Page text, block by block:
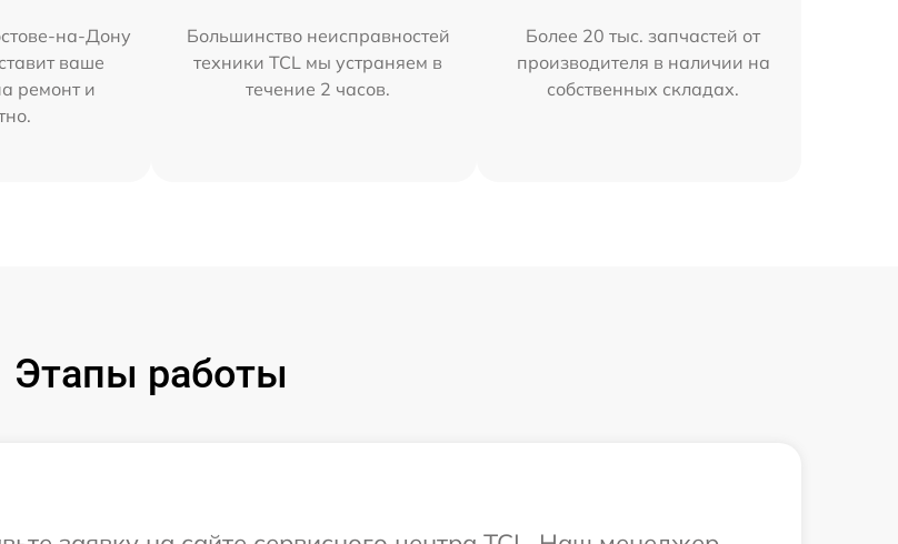
на-Дону
ваше
ремонт и
Большинство неисправностей
техники TCL мы устраняем в
течение 2 часов.
Более 20 тыс. запчастей от
производителя в наличии на
собственных складах.
Этапы работы